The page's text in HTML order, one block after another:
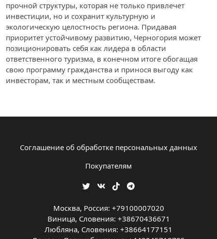
прочной структуры, которая не только привлечет
инвестиции, но и сохранит культурную и
экологическую целостность региона. Придавая
приоритет устойчивому развитию, Черногория может
позиционировать себя как лидера в области
ответственного туризма, в конечном итоге обогащая
свою программу гражданства и принося выгоду как
инвесторам, так и местным сообществам.
Соглашение об обработке персональных данных
Покупателям
Москва, Россия: +79100007020
Виница, Словения: +38670436671
Любляна, Словения: +38664177151